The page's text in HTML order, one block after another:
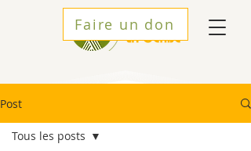
Faire un don
Post
Tous les posts